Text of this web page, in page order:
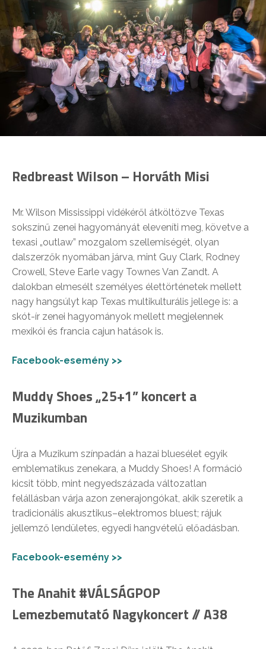
Redbreast Wilson – Horváth Misi
Mr. Wilson Mississippi vidékéről átköltözve Texas
sokszínű zenei hagyományát eleveníti meg, követve a
texasi „outlaw” mozgalom szellemiségét, olyan
dalszerzők nyomában járva, mint Guy Clark, Rodney
Crowell, Steve Earle vagy Townes Van Zandt. A
dalokban elmesélt személyes élettörténetek mellett
nagy hangsúlyt kap Texas multikulturális jellege is: a
skót-ír zenei hagyományok mellett megjelennek
mexikói és francia cajun hatások is.
Facebook-esemény >>
Muddy Shoes „25+1” koncert a
Muzikumban
Újra a Muzikum színpadán a hazai bluesélet egyik
emblematikus zenekara, a Muddy Shoes! A formáció
kicsit több, mint negyedszázada változatlan
felállásban várja azon zenerajongókat, akik szeretik a
tradicionális akusztikus–elektromos bluest; rájuk
jellemző lendületes, egyedi hangvételű előadásban.
Facebook-esemény >>
The Anahit #VÁLSÁGPOP
Lemezbemutató Nagykoncert // A38